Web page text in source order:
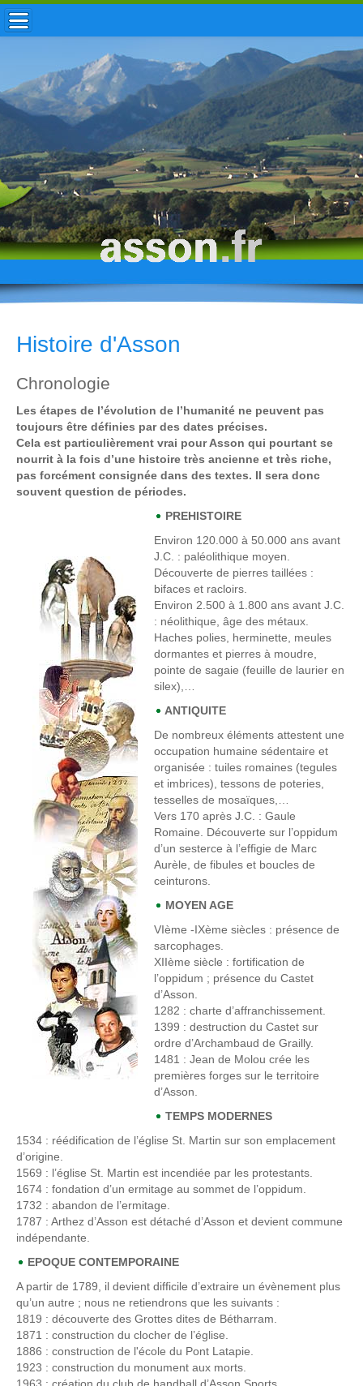
ACCUEIL / INFOS
MUNICIPALITÉ
VIE LOCALE
ENFANCE
TOURISME
HISTOIRE
Histoire d'Asson
Chronologie
Les étapes de l’évolution de l’humanité ne peuvent pas
toujours être définies par des dates précises.
Cela est particulièrement vrai pour Asson qui pourtant se
nourrit à la fois d’une histoire très ancienne et très riche,
pas forcément consignée dans des textes. Il sera donc
souvent question de périodes.
PREHISTOIRE
Environ 120.000 à 50.000 ans avant
J.C . : paléolithique moyen.
Découverte de pierres taillées :
bifaces et racloirs.
Environ 2.500 à 1.800 ans avant J.C.
: néolithique, âge des métaux.
Haches polies, herminette, meules
dormantes et pierres à moudre,
pointe de sagaie (feuille de laurier en
silex),…
ANTIQUITE
De nombreux éléments attestent une
occupation humaine sédentaire et
organisée : tuiles romaines (tegules
et imbrices), tessons de poteries,
tesselles de mosaïques,…
Vers 170 après J.C . : Gaule
Romaine. Découverte sur l’oppidum
d’un sesterce à l’effigie de Marc
Aurèle, de fibules et boucles de
ceinturons.
MOYEN AGE
VIème -IXème siècles : présence de
sarcophages.
XIIème siècle : fortification de
l’oppidum ; présence du Castet
d’Asson.
1282 : charte d’affranchissement.
1399 : destruction du Castet sur
ordre d’Archambaud de Grailly.
1481 : Jean de Molou crée les
premières forges sur le territoire
d’Asson.
TEMPS MODERNES
1534 : réédification de l’église St. Martin sur son emplacement
d’origine.
1569 : l’église St. Martin est incendiée par les protestants.
1674 : fondation d’un ermitage au sommet de l’oppidum.
1732 : abandon de l’ermitage.
1787 : Arthez d’Asson est détaché d’Asson et devient commune
indépendante.
EPOQUE CONTEMPORAINE
A partir de 1789, il devient difficile d’extraire un évènement plus
qu’un autre ; nous ne retiendrons que les suivants :
1819 : découverte des Grottes dites de Bétharram.
1871 : construction du clocher de l’église.
1886 : construction de l'école du Pont Latapie.
1923 : construction du monument aux morts.